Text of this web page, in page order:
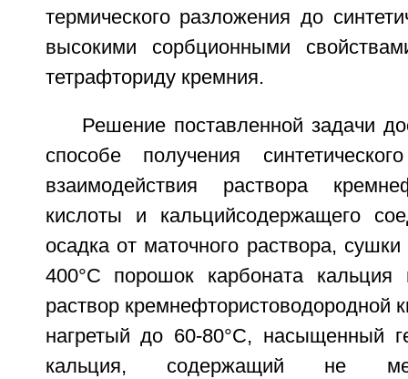
термического разложения до
высокими сорбционными
тетрафториду кремния.
Решение поставленной задачи
способе получения
взаимодействия раствора
кислоты и кальцийсодержащего
осадка от маточного раствора,
400°С порошок карбоната
раствор кремнефтористоводородной
нагретый до 60-80°С, насыщенный
кальция, содержащий не